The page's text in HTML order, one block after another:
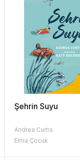
Şehrin Suyu
Andrea Curtis
Elma Çocuk